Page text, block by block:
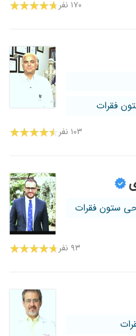
۱۷۰ نفر
فقرات
۱۰۳ نفر
ستون فقرات
۹۳ نفر